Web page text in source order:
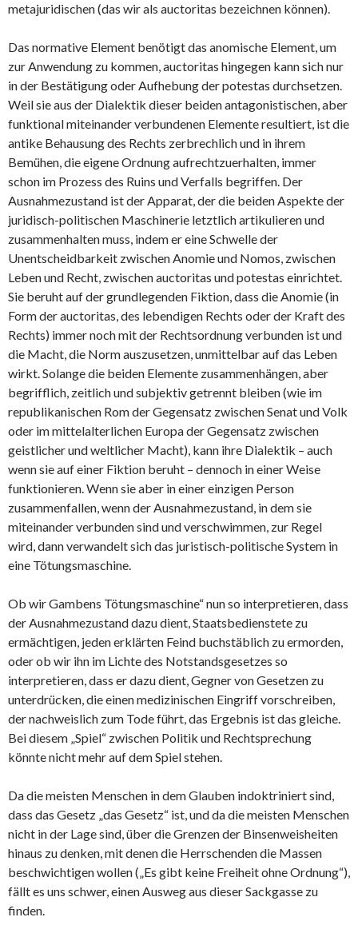
metajuridischen (das wir als auctoritas bezeichnen können).
Das normative Element benötigt das anomische Element, um
zur Anwendung zu kommen, auctoritas hingegen kann sich nur
in der Bestätigung oder Aufhebung der potestas durchsetzen.
Weil sie aus der Dialektik dieser beiden antagonistischen, aber
funktional miteinander verbundenen Elemente resultiert, ist die
antike Behausung des Rechts zerbrechlich und in ihrem
Bemühen, die eigene Ordnung aufrechtzuerhalten, immer
schon im Prozess des Ruins und Verfalls begriffen. Der
Ausnahmezustand ist der Apparat, der die beiden Aspekte der
juridisch-politischen Maschinerie letztlich artikulieren und
zusammenhalten muss, indem er eine Schwelle der
Unentscheidbarkeit zwischen Anomie und Nomos, zwischen
Leben und Recht, zwischen auctoritas und potestas einrichtet.
Sie beruht auf der grundlegenden Fiktion, dass die Anomie (in
Form der auctoritas, des lebendigen Rechts oder der Kraft des
Rechts) immer noch mit der Rechtsordnung verbunden ist und
die Macht, die Norm auszusetzen, unmittelbar auf das Leben
wirkt. Solange die beiden Elemente zusammenhängen, aber
begrifflich, zeitlich und subjektiv getrennt bleiben (wie im
republikanischen Rom der Gegensatz zwischen Senat und Volk
oder im mittelalterlichen Europa der Gegensatz zwischen
geistlicher und weltlicher Macht), kann ihre Dialektik – auch
wenn sie auf einer Fiktion beruht – dennoch in einer Weise
funktionieren. Wenn sie aber in einer einzigen Person
zusammenfallen, wenn der Ausnahmezustand, in dem sie
miteinander verbunden sind und verschwimmen, zur Regel
wird, dann verwandelt sich das juristisch-politische System in
eine Tötungsmaschine.
Ob wir Gambens Tötungsmaschine“ nun so interpretieren, dass
der Ausnahmezustand dazu dient, Staatsbedienstete zu
ermächtigen, jeden erklärten Feind buchstäblich zu ermorden,
oder ob wir ihn im Lichte des Notstandsgesetzes so
interpretieren, dass er dazu dient, Gegner von Gesetzen zu
unterdrücken, die einen medizinischen Eingriff vorschreiben,
der nachweislich zum Tode führt, das Ergebnis ist das gleiche.
Bei diesem „Spiel“ zwischen Politik und Rechtsprechung
könnte nicht mehr auf dem Spiel stehen.
Da die meisten Menschen in dem Glauben indoktriniert sind,
dass das Gesetz „das Gesetz“ ist, und da die meisten Menschen
nicht in der Lage sind, über die Grenzen der Binsenweisheiten
hinaus zu denken, mit denen die Herrschenden die Massen
beschwichtigen wollen („Es gibt keine Freiheit ohne Ordnung“),
fällt es uns schwer, einen Ausweg aus dieser Sackgasse zu
finden.